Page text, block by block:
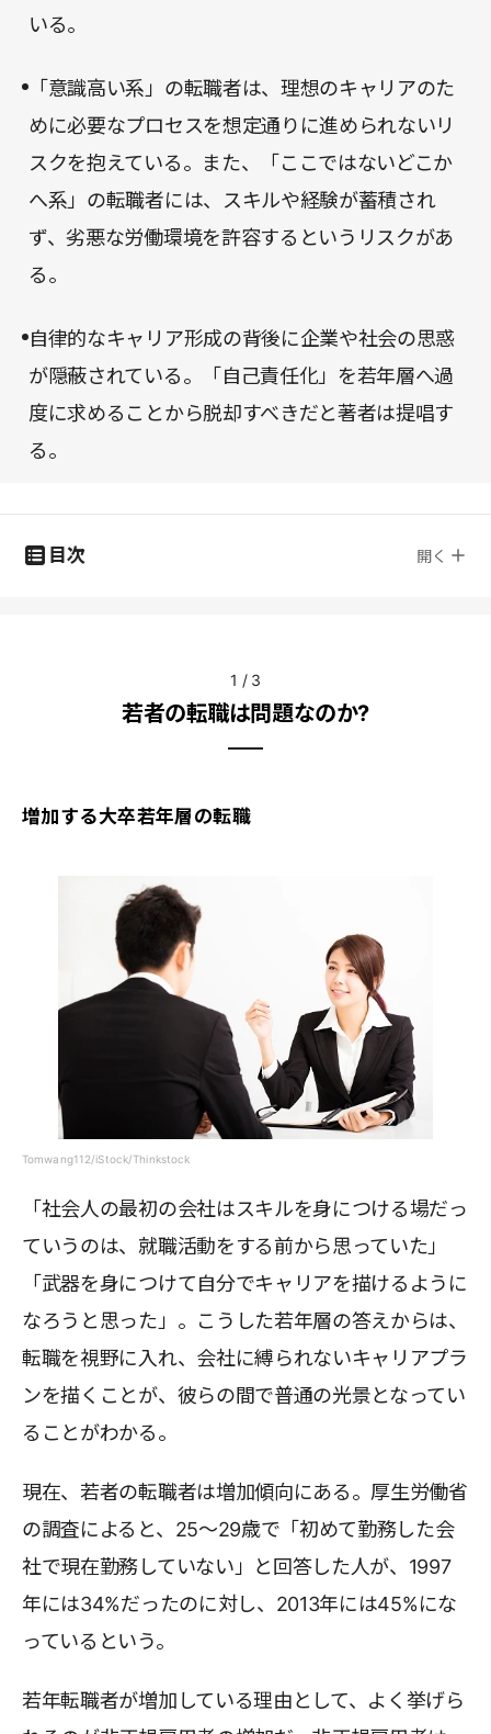
いる。
「意識高い系」の転職者は、理想のキャリアのた
めに必要なプロセスを想定通りに進められないリ
スクを抱えている。また、「ここではないどこか
へ系」の転職者には、スキルや経験が蓄積され
ず、劣悪な労働環境を許容するというリスクがあ
る。
自律的なキャリア形成の背後に企業や社会の思惑
が隠蔽されている。「自己責任化」を若年層へ過
度に求めることから脱却すべきだと著者は提唱す
る。
目次 開く
1 / 3
若者の転職は問題なのか?
増加する大卒若年層の転職
Tomwang112/iStock/Thinkstock
「社会人の最初の会社はスキルを身につける場だっ
ていうのは、就職活動をする前から思っていた」
「武器を身につけて自分でキャリアを描けるように
なろうと思った」。こうした若年層の答えからは、
転職を視野に入れ、会社に縛られないキャリアプラ
ンを描くことが、彼らの間で普通の光景となってい
ることがわかる。
現在、若者の転職者は増加傾向にある。厚生労働省
の調査によると、25～29歳で「初めて勤務した会
社で現在勤務していない」と回答した人が、1997
年には34%だったのに対し、2013年には45%にな
っているという。
若年転職者が増加している理由として、よく挙げら